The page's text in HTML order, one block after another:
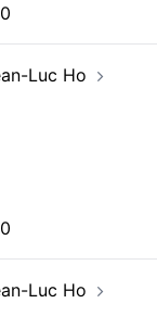
Luc Ho
Luc Ho